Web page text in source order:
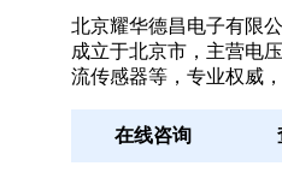
北京耀华德昌电子有限
成立于北京市，主营电
流传感器等，专业权威，
在线咨询